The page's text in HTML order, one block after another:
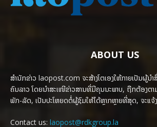
ABOUT US
ສຳນັກຂ່າວ laopost.com ຈະສ້າງໂຕເອງໃຫ້ກາຍເປັນຜູ້ນ
ຄົນລາວ ໂດຍນຳສະເໜີຂ່າວສານທີ່ມີຄຸນນະພາບ, ຖືກຕ້ອງຕາ
ພັກ-ລັດ, ເປັນປະໂຫຍດຕໍ່ຜູ້ຊົມໃຫ້ໄດ້ຫຼາກຫຼາຍທີ່ສຸດ, ຈະແ
Contact us: laopost@rdkgroup.la